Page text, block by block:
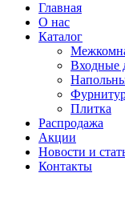
Главная
О нас
Каталог
Входные
Плитка
Распродажа
Акции
Новости и
Контакты